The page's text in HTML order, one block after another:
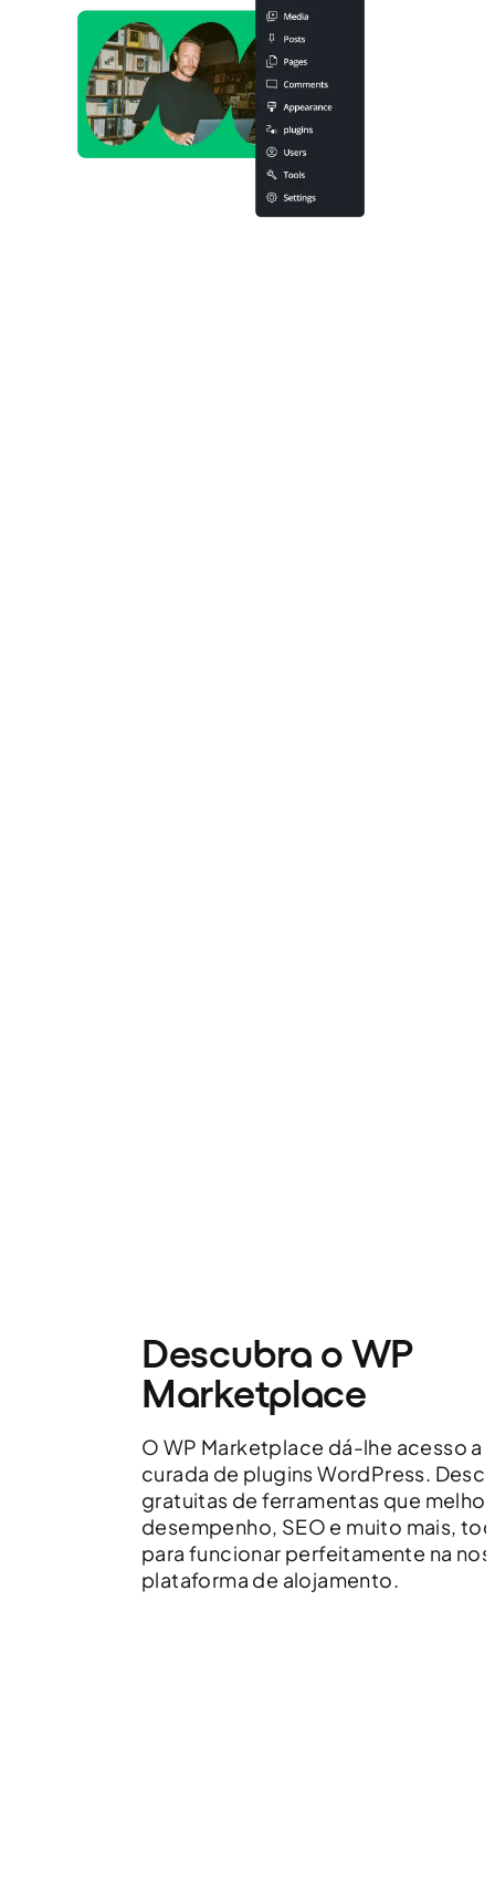
Descubra o WP
Marketplace
O WP Marketplace dá-lhe acesso a
curada de plugins WordPress.
gratuitas de ferramentas que
desempenho, SEO e muito mais,
para funcionar perfeitamente na
plataforma de alojamento.